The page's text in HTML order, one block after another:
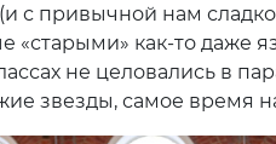
с привычной нам
«старыми» как-то даже
не целовались в
звезды, самое время